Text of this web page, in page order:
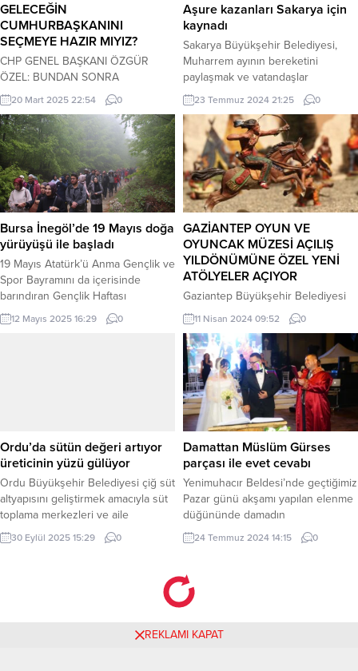
GELECEĞİN
CUMHURBAŞKANINI
SEÇMEYE HAZIR MIYIZ?
CHP GENEL BAŞKANI ÖZGÜR
ÖZEL: BUNDAN SONRA
SOKAKLARDAYIZ,
MEYDANLARDAYIZ EKREM
İMAMOĞLU GİBİ VATANINI,
MİLLETİNİ SEVEN, YOKSULU KENDİ
EVLADINDAN AYRI GÖRMEYEN,
ŞEFKATLİ, ÇALIŞKAN, NAMUSLU
BİR EVLATTAN NE HIRSIZ ÇIKAR
NE YOLSUZ ÇIKAR NE TERÖRİST
ÇIKAR EKREM BAŞKAN BİR
İNANCIN, BİR KARARLILIĞIN, BİR
MÜCADELENİN NEFERİDİRBİR
EKREM GİDER, İŞTE BÖYLE YÜZ
BİNLERCE EKREM...
20 Mart 2025 22:54 0
Aşure kazanları Sakarya için
kaynadı
Sakarya Büyükşehir Belediyesi,
Muharrem ayının bereketini
paylaşmak ve vatandaşlar
arasındaki dostluk bağını
güçlendirmek için AKM önünde 10
bin kişilik aşure ikramında bulundu.
SAKARYA (İGFA) – Sakarya
Büyükşehir Belediyesi, Muharrem
Ayı’nın bereketini paylaşmak için
vatandaşlara aşure ikram etti. AKM
önünde kurulan dev kazanlarda
ikram için aşureler pişti. Kadını,
çocuğu, genci, yaşlısı...
23 Temmuz 2024 21:25 0
Bursa İnegöl’de 19 Mayıs doğa
yürüyüşü ile başladı
19 Mayıs Atatürk’ü Anma Gençlik ve
Spor Bayramını da içerisinde
barındıran Gençlik Haftası
etkinlikleri İnegöl’de Pazar günü
yapılan doğa yürüyüşü ile başladı.
bulunduğu Gençlik Haftası
kutlamaları...
12 Mayıs 2025 16:29 0
GAZİANTEP OYUN VE
OYUNCAK MÜZESİ AÇILIŞ
YILDÖNÜMÜNE ÖZEL YENİ
ATÖLYELER AÇIYOR
Gaziantep Büyükşehir Belediyesi
tarafından 6 Nisan 2013’te hayata
geçirilen Gaziantep Oyun ve
Oyuncak Müzesi, yıl dönemine özel
yeni atölyeleriyle meraklılarını
bekliyor. Birbirinden farklı çeşitli ve
eğlenceli etkinliklerin yer aldığı
müzede açılışa özel, 6 Nisan
Cumartesi günü Kuş Evi Boyama
Atölyesi’ne ebeveyn, çocuk katılımlı
ve aile atölyesine yaş sınırı
olmadan, Kaplumbağa...
11 Nisan 2024 09:52 0
Ordu’da sütün değeri artıyor
üreticinin yüzü gülüyor
Ordu Büyükşehir Belediyesi çiğ süt
altyapısını geliştirmek amacıyla süt
toplama merkezleri ve aile
işletmelerine ev tipi süt soğutma
tankı desteğinde bulundu. ORDU
tarım ve hayvancılık alanında üretim
Büyükşehir Belediyesi tarımın
30 Eylül 2025 15:29 0
Damattan Müslüm Gürses
parçası ile evet cevabı
Yenimuhacır Beldesi’nde geçtiğimiz
Pazar günü akşamı yapılan elenme
düğününde damadın
arkadaşları Müslüm Gürses parçası
ile arkadaşlarına sürpriz yaptı.
Yenimuhacır Belediye
Başkanı Tamer Kıral’ın nikahlarını
kıydığı İlkem Kale ve Dilan Çetal’ın,
evlenmeyi kabul ediyor musun?
24 Temmuz 2024 14:15 0
REKLAMI KAPAT